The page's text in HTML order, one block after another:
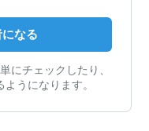
なる
にチェックしたり、
うになります。